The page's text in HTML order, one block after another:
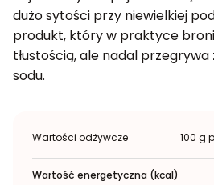
dużo sytości przy niewielkiej
produkt, który w praktyce broni
tłustością, ale nadal przegrywa
sodu.
Wartości odżywcze 100 g
Wartość energetyczna (kcal)